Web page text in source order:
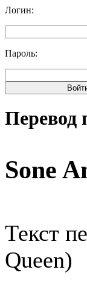
Логин:
Пароль:
Перевод
Sone
Текст
Queen)